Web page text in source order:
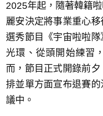
2025年起，隨著韓籍
麗安決定將事業重心
選秀節目《宇宙啦啦
光環、從頭開始練習
而，節目正式開錄前
排並單方面宣布退賽
議中。